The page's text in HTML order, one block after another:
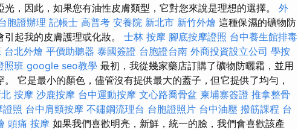
，因此，如果您有油性皮膚類型，它對您來說是理想的選擇。 外
胞證辦理 記帳士 高普考 安養院 新北市 新竹外燴 這種保濕的礦物防
起我的皮膚護理或化妝。 士林 按摩 腳底按摩證照 台中養生館排毒
台北外燴 平價助聽器 泰國簽證 台胞證台南 外商投資設立公司 學按
照班 google seo教學 最初，我從幾家藥店訂購了礦物防曬霜，並用
它是最小的顏色，儘管沒有提供最大的蓋子，但它提供了均勻，
按摩 沙鹿按摩 台中運動按摩 文心路喬骨盆 柬埔寨簽證 推拿整骨
證照 台中肩頸按摩 不鏽鋼流理台 台胞證照片 台中油壓 撥筋課程 台
頭痛 按摩 如果我們喜歡明亮，新鮮，統一的臉，我們會喜歡該產